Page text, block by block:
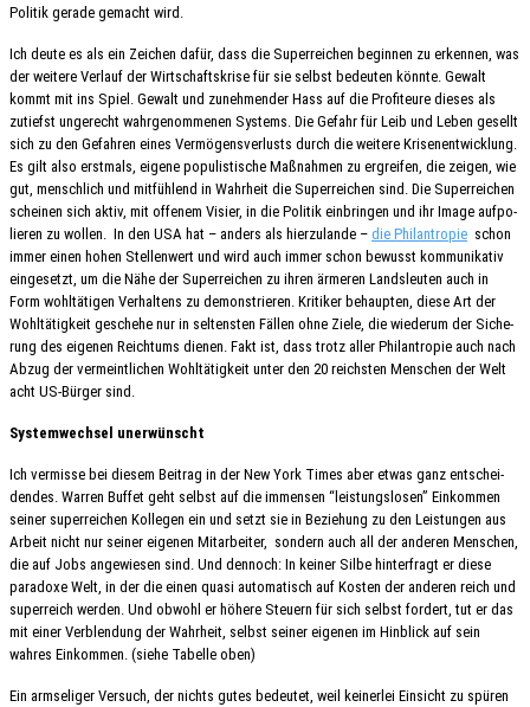
Poli­tik gerade gemacht wird.
Ich deute es als ein Zeichen dafür, dass die Super­rei­chen begin­nen zu erken­nen, was
der weite­re Verlauf der Wirt­schafts­kri­se für sie selbst bedeu­ten könnte. Gewalt
kommt mit ins Spiel. Gewalt und zuneh­men­der Hass auf die Profi­teu­re dieses als
zutiefst unge­recht wahr­ge­nom­me­nen Systems. Die Gefahr für Leib und Leben gesellt
sich zu den Gefah­ren eines Vermö­gens­ver­lusts durch die weite­re Krisen­ent­wick­lung.
Es gilt also erst­mals, eigene popu­lis­ti­sche Maßnah­men zu ergrei­fen, die zeigen, wie
gut, mensch­lich und mitfüh­lend in Wahr­heit die Super­rei­chen sind. Die Super­rei­chen
schei­nen sich aktiv, mit offe­nem Visier, in die Poli­tik einbrin­gen und ihr Image aufpo­
lie­ren zu wollen. In den USA hat – anders als hier­zu­lan­de – die Phil­an­tro­pie schon
immer einen hohen Stel­len­wert und wird auch immer schon bewusst kommu­ni­ka­tiv
einge­setzt, um die Nähe der Super­rei­chen zu ihren ärme­ren Lands­leu­ten auch in
Form wohl­tä­ti­gen Verhal­tens zu demons­trie­ren. Kriti­ker behaup­ten, diese Art der
Wohl­tä­tig­keit gesche­he nur in seltens­ten Fällen ohne Ziele, die wieder­um der Siche­
rung des eige­nen Reich­tums dienen. Fakt ist, dass trotz aller Phil­an­tro­pie auch nach
Abzug der vermeint­li­chen Wohl­tä­tig­keit unter den 20 reichs­ten Menschen der Welt
acht US-Bürger sind.
System­wech­sel unerwünscht
Ich vermis­se bei diesem Beitrag in der New York Times aber etwas ganz entschei­
den­des. Warren Buffet geht selbst auf die immensen “leis­tungs­lo­sen” Einkom­men
seiner super­rei­chen Kolle­gen ein und setzt sie in Bezie­hung zu den Leis­tun­gen aus
Arbeit nicht nur seiner eige­nen Mitar­bei­ter, sondern auch all der ande­ren Menschen,
die auf Jobs ange­wie­sen sind. Und dennoch: In keiner Silbe hinter­fragt er diese
para­do­xe Welt, in der die einen quasi auto­ma­tisch auf Kosten der ande­ren reich und
super­reich werden. Und obwohl er höhere Steu­ern für sich selbst fordert, tut er das
mit einer Verblen­dung der Wahr­heit, selbst seiner eige­nen im Hinblick auf sein
wahres Einkom­men. (siehe Tabel­le oben)
Ein armse­li­ger Versuch, der nichts gutes bedeu­tet, weil keiner­lei Einsicht zu spüren